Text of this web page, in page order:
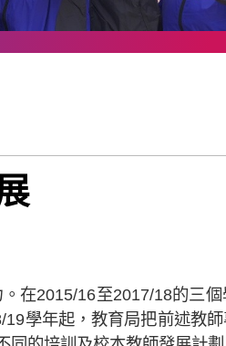
在2015/16至2017/18的三
學年起，教育局把前述教